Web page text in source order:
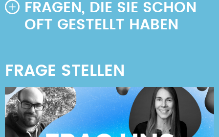
FRAGEN, DIE SIE SCHON
OFT GESTELLT HABEN